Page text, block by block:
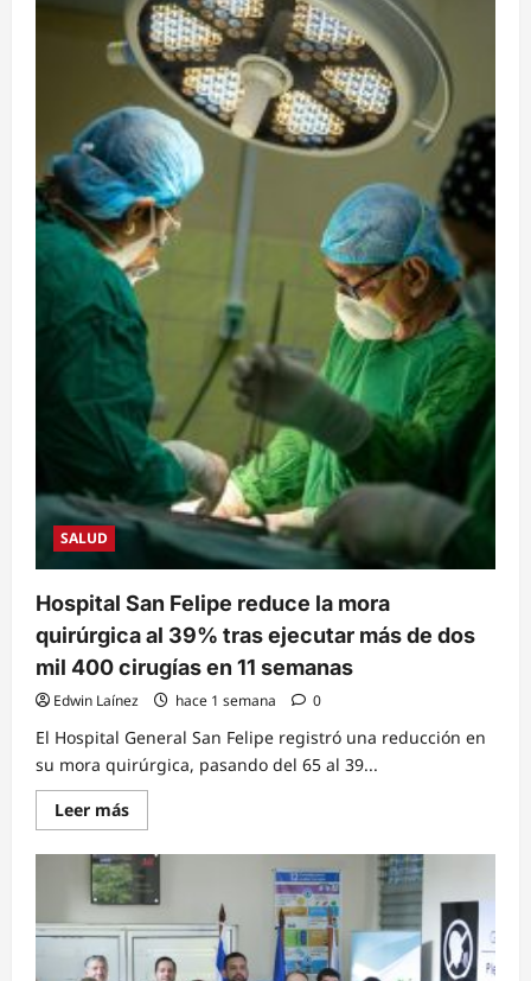
SALUD
Hospital San Felipe reduce la mora
quirúrgica al 39% tras ejecutar más de dos
mil 400 cirugías en 11 semanas
Edwin Laínez hace 1 semana 0
El Hospital General San Felipe registró una reducción en
su mora quirúrgica, pasando del 65 al 39...
Leer másRead
more
Hospital
San
Felipe
reduce
la
mora
quirúrgica